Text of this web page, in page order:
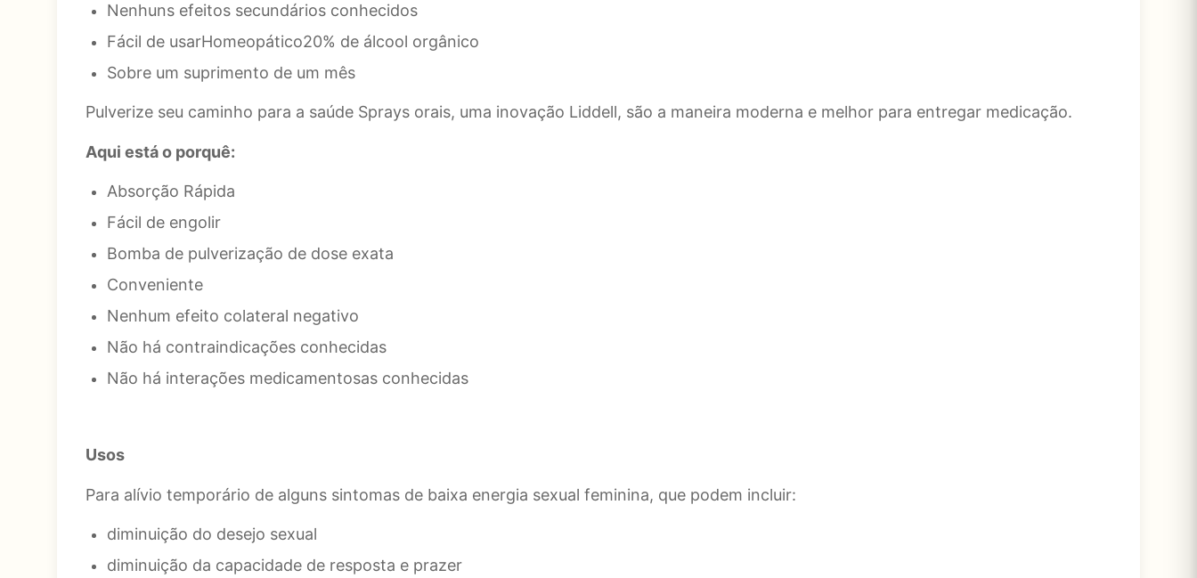
Nenhuns efeitos secundários conhecidos
Fácil de usarHomeopático20% de álcool orgânico
Sobre um suprimento de um mês
Pulverize seu caminho para a saúde Sprays orais, uma inovação Liddell, são a maneira moderna e melhor para entregar medicação.
Aqui está o porquê:
Absorção Rápida
Fácil de engolir
Bomba de pulverização de dose exata
Conveniente
Nenhum efeito colateral negativo
Não há contraindicações conhecidas
Não há interações medicamentosas conhecidas
Usos
Para alívio temporário de alguns sintomas de baixa energia sexual feminina, que podem incluir:
diminuição do desejo sexual
diminuição da capacidade de resposta e prazer